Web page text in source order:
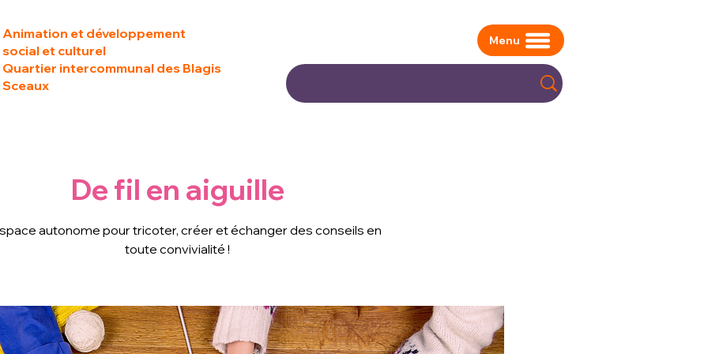
Animation et développement
social et culturel
Quartier intercommunal des Blagis
Sceaux
Menu
De fil en aiguille
autonome pour tricoter, créer et échanger des conseils en
toute convivialité !